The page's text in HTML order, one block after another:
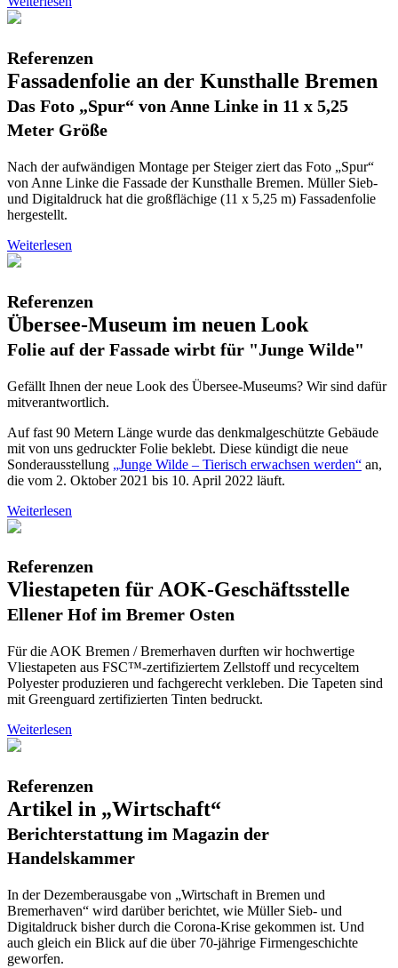
Referenzen
Fassadenfolie an der Kunsthalle Bremen
Das Foto „Spur“ von Anne Linke in 11 x 5,25
Meter Größe
Nach der aufwändigen Montage per Steiger ziert das Foto „Spur“
von Anne Linke die Fassade der Kunsthalle Bremen. Müller Sieb-
und Digitaldruck hat die großflächige (11 x 5,25 m) Fassadenfolie
hergestellt.
Weiterlesen
Referenzen
Übersee-Museum im neuen Look
Folie auf der Fassade wirbt für "Junge Wilde"
Gefällt Ihnen der neue Look des Übersee-Museums? Wir sind dafür
mitverantwortlich.
Auf fast 90 Metern Länge wurde das denkmalgeschützte Gebäude
mit von uns gedruckter Folie beklebt. Diese kündigt die neue
Sonderausstellung „Junge Wilde – Tierisch erwachsen werden“ an,
die vom 2. Oktober 2021 bis 10. April 2022 läuft.
Weiterlesen
Referenzen
Vliestapeten für AOK-Geschäftsstelle
Ellener Hof im Bremer Osten
Für die AOK Bremen / Bremerhaven durften wir hochwertige
Vliestapeten aus FSC™-zertifiziertem Zellstoff und recyceltem
Polyester produzieren und fachgerecht verkleben. Die Tapeten sind
mit Greenguard zertifizierten Tinten bedruckt.
Weiterlesen
Referenzen
Artikel in „Wirtschaft“
Berichterstattung im Magazin der
Handelskammer
In der Dezemberausgabe von „Wirtschaft in Bremen und
Bremerhaven“ wird darüber berichtet, wie Müller Sieb- und
Digitaldruck bisher durch die Corona-Krise gekommen ist. Und
auch gleich ein Blick auf die über 70-jährige Firmengeschichte
geworfen.